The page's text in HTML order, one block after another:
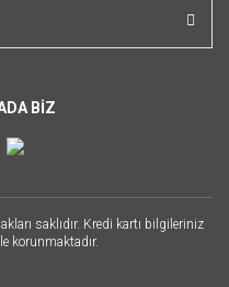
BİZ
saklıdır. Kredi kartı bilgileriniz
korunmaktadır.